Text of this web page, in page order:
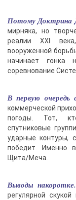
Потому Доктрина
мирняка, но
реалии XXI
вооружённой
начинает гонка
соревнование
В первую очередь
коммерческой
погоды. Тот,
спутниковые
ударные контуры,
победит. Именно
Щита/Меча.
Выводы
регулярной